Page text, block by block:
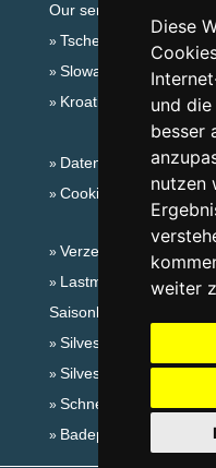
Diese
und die
besser
nutzen
weiter
Our servers:
Tschechische Gebirge
Slowakische Gebirge
Kroatien
Datenschutz
Cookies
Verzeichnis der
Lastminute
Saisonlinks:
Silvester Südmähren
Silvester im Gebirge
Schneehöhen
Badeplätze